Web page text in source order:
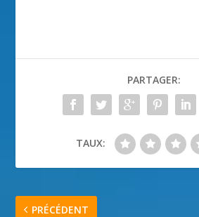
PARTAGER:
TAUX:
PRÉCÉDENT